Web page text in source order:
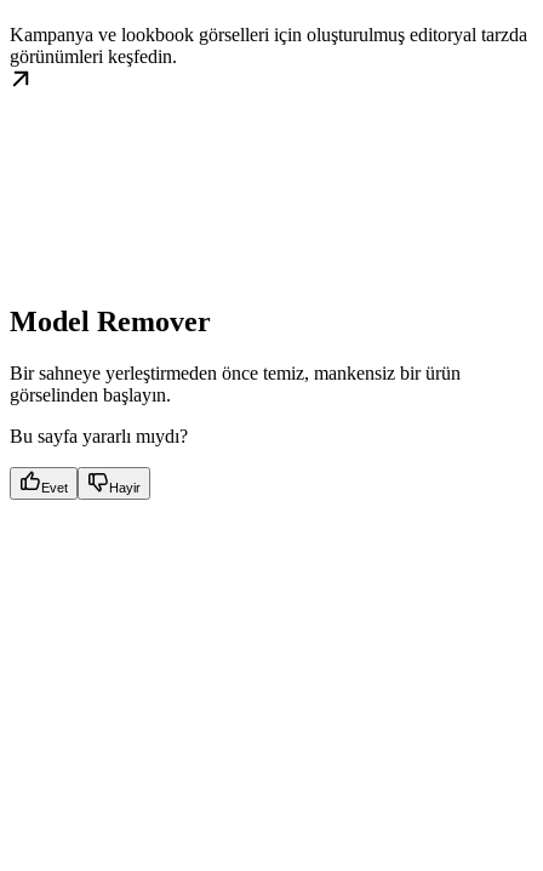
Kampanya ve lookbook görselleri için oluşturulmuş editoryal tarzda
görünümleri keşfedin.
Model Remover
Bir sahneye yerleştirmeden önce temiz, mankensiz bir ürün
görselinden başlayın.
Bu sayfa yararlı mıydı?
Evet Hayir